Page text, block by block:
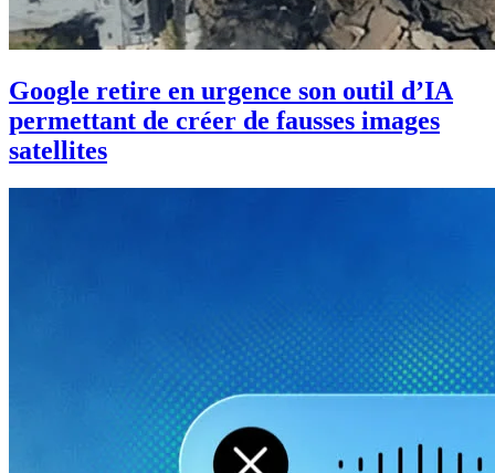
Google retire en urgence son outil d’IA
permettant de créer de fausses images
satellites